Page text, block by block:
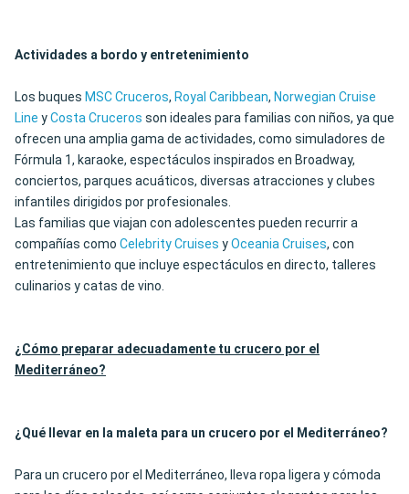
Actividades a bordo y entretenimiento
Los buques MSC Cruceros, Royal Caribbean, Norwegian Cruise
Line yCosta Cruceros son ideales para familias con niños, ya que
ofrecen una amplia gama de actividades, como simuladores de
Fórmula 1, karaoke, espectáculos inspirados en Broadway,
conciertos, parques acuáticos, diversas atracciones y clubes
infantiles dirigidos por profesionales.
Las familias que viajan con adolescentes pueden recurrir a
compañías como Celebrity Cruises yOceania Cruises, con
entretenimiento que incluye espectáculos en directo, talleres
culinarios y catas de vino.
¿Cómo preparar adecuadamente tu crucero por el
Mediterráneo?
¿Qué llevar en la maleta para un crucero por el Mediterráneo?
Para un crucero por el Mediterráneo, lleva ropa ligera y cómoda